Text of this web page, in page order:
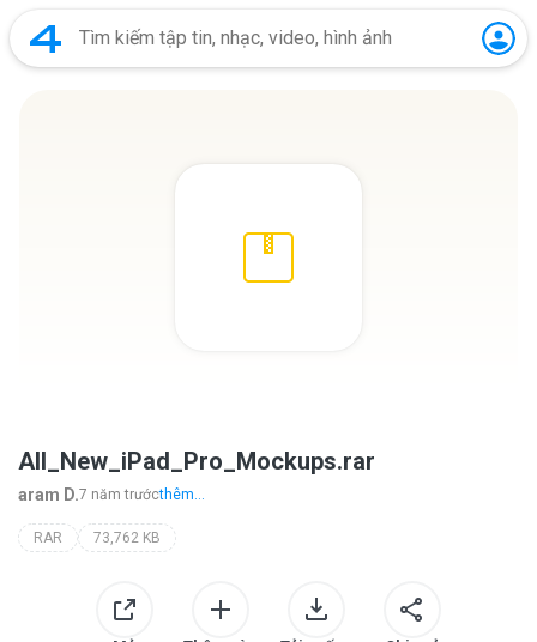
All_New_iPad_Pro_Mockups.rar
aram D.7 năm trướcthêm...
RAR 73,762 KB